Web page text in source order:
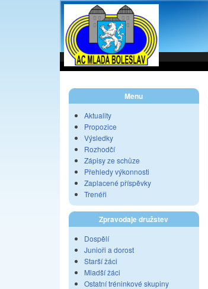
Menu
Aktuality
Propozice
Výsledky
Rozhodčí
Zápisy ze schůze
Přehledy výkonnosti
Zaplacené příspěvky
Trenéři
Zpravodaje družstev
Dospělí
Junioři a dorost
Starší žáci
Mladší žáci
Ostatní tréninkové skupiny